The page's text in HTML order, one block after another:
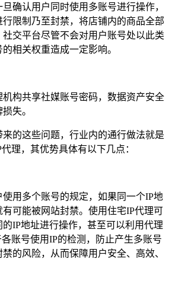
德口多微信公众号，获取最新产
属优惠及更多精彩内容！
确认用户同时使用多账号进行操作，
限制乃至封禁，将店铺内的商品全部
交平台尽管不会对用户账号处以此类
相关权重造成一定影响。
构共享社媒账号密码，数据资产安全
失。
的这些问题，行业内的通行做法就是
理，其优势具体有以下几点：
用多个账号的规定，如果同一个IP地
可能被网站封禁。使用住宅IP代理可
IP地址进行操作，甚至可以利用代理
账号使用IP的检测，防止产生多账号
的风险，从而保障用户安全、高效、